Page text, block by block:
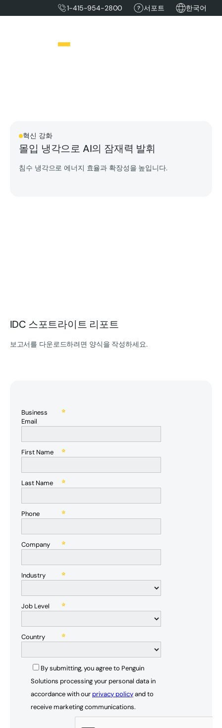
1-415-954-2800 서포트 한국어
혁신 강화
몰입 냉각으로 AI의 잠재력 발휘
침수 냉각으로 에너지 효율과 확장성을 높입니다.
IDC 스포트라이트 리포트
보고서를 다운로드하려면 양식을 작성하세요.